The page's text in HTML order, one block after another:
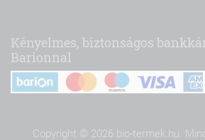
Kényelmes, biztonságos
Barionnal
Copyright © 2026 bio-termek.hu.